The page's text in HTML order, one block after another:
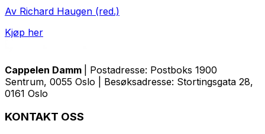
Av Richard Haugen (red.)
Kjøp her
Cappelen Damm
| Postadresse: Postboks 1900
Sentrum, 0055 Oslo | Besøksadresse: Stortingsgata 28,
0161 Oslo
KONTAKT OSS